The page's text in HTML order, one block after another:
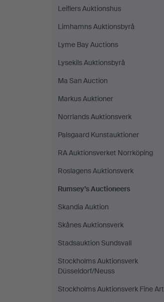
Leiflers Auktionshus
Limhamns Auktionsbyrå
Lyme Bay Auctions
Lysekils Auktionsbyrå
Ma San Auction
Markus Auktioner
Norrlands Auktionsverk
Palsgaard Kunstauktioner
RA Auktionsverket Norrköping
Roslagens Auktionsverk
Rumsey’s Auctioneers
Skandia Auktion
Skånes Auktionsverk
Stadsauktion Sundsvall
Stockholms Auktionsverk
Düsseldorf/Neuss
Stockholms Auktionsverk Fine Art